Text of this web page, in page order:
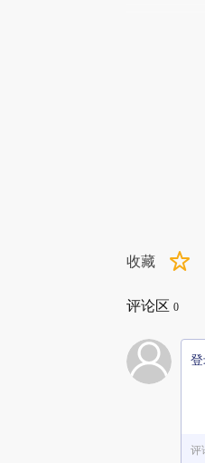
收藏
评论区 0
评